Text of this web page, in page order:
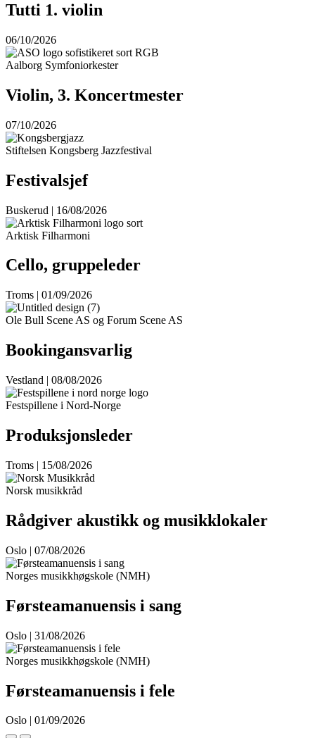
Tutti 1. violin
06/10/2026
Aalborg Symfoniorkester
Violin, 3. Koncertmester
07/10/2026
Stiftelsen Kongsberg Jazzfestival
Festivalsjef
Buskerud | 16/08/2026
Arktisk Filharmoni
Cello, gruppeleder
Troms | 01/09/2026
Ole Bull Scene AS og Forum Scene AS
Bookingansvarlig
Vestland | 08/08/2026
Festspillene i Nord-Norge
Produksjonsleder
Troms | 15/08/2026
Norsk musikkråd
Rådgiver akustikk og musikklokaler
Oslo | 07/08/2026
Norges musikkhøgskole (NMH)
Førsteamanuensis i sang
Oslo | 31/08/2026
Norges musikkhøgskole (NMH)
Førsteamanuensis i fele
Oslo | 01/09/2026